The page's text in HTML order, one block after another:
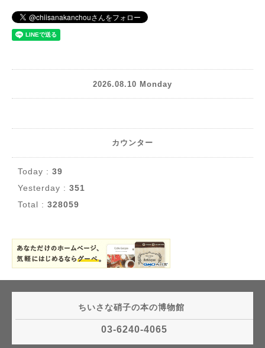
2026.08.10 Monday
カウンター
Today : 39
Yesterday : 351
Total : 328059
ちいさな硝子の本の博物館
03-6240-4065